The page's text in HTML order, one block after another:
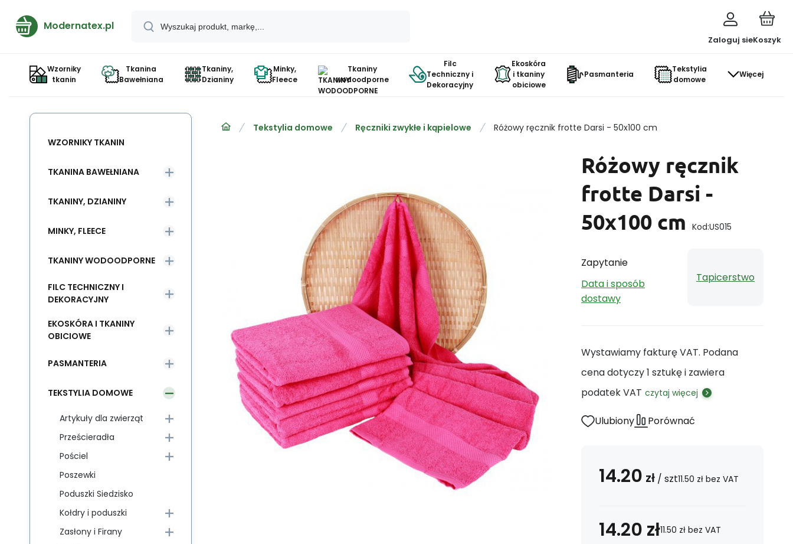
Modernatex.pl
Zaloguj sieKoszyk
Wzorniky
tkanin
Tkanina
Bawełniana
Tkaniny,
Dzianiny
Minky,
Fleece
Tkaniny
wodoodporne
Filc
Techniczny i
Dekoracyjny
Ekoskóra
i tkaniny
obiciowe
Pasmanteria
Tekstylia
domowe
Więcej
Tekstylia domowe Ręczniki zwykłe i kąpielowe Różowy ręcznik frotte Darsi - 50x100 cm
Różowy ręcznik
frotte Darsi -
50x100 cm Kod:US015
Zapytanie
Data i sposób
dostawy
Tapicerstwo
Wystawiamy fakturę VAT. Podana
cena dotyczy 1 sztukę i zawiera
podatek VAT czytaj więcej
Ulubiony Porównać
14.20 zł / szt11.50 zł bez VAT
14.20 zł11.50 zł bez VAT
WZORNIKY TKANIN
TKANINA BAWEŁNIANA
TKANINY, DZIANINY
MINKY, FLEECE
TKANINY WODOODPORNE
FILC TECHNICZNY I
DEKORACYJNY
EKOSKÓRA I TKANINY
OBICIOWE
PASMANTERIA
TEKSTYLIA DOMOWE
Artykuły dla zwierząt
Prześcieradła
Pościel
Poszewki
Poduszki Siedzisko
Kołdry i poduszki
Zasłony i Firany